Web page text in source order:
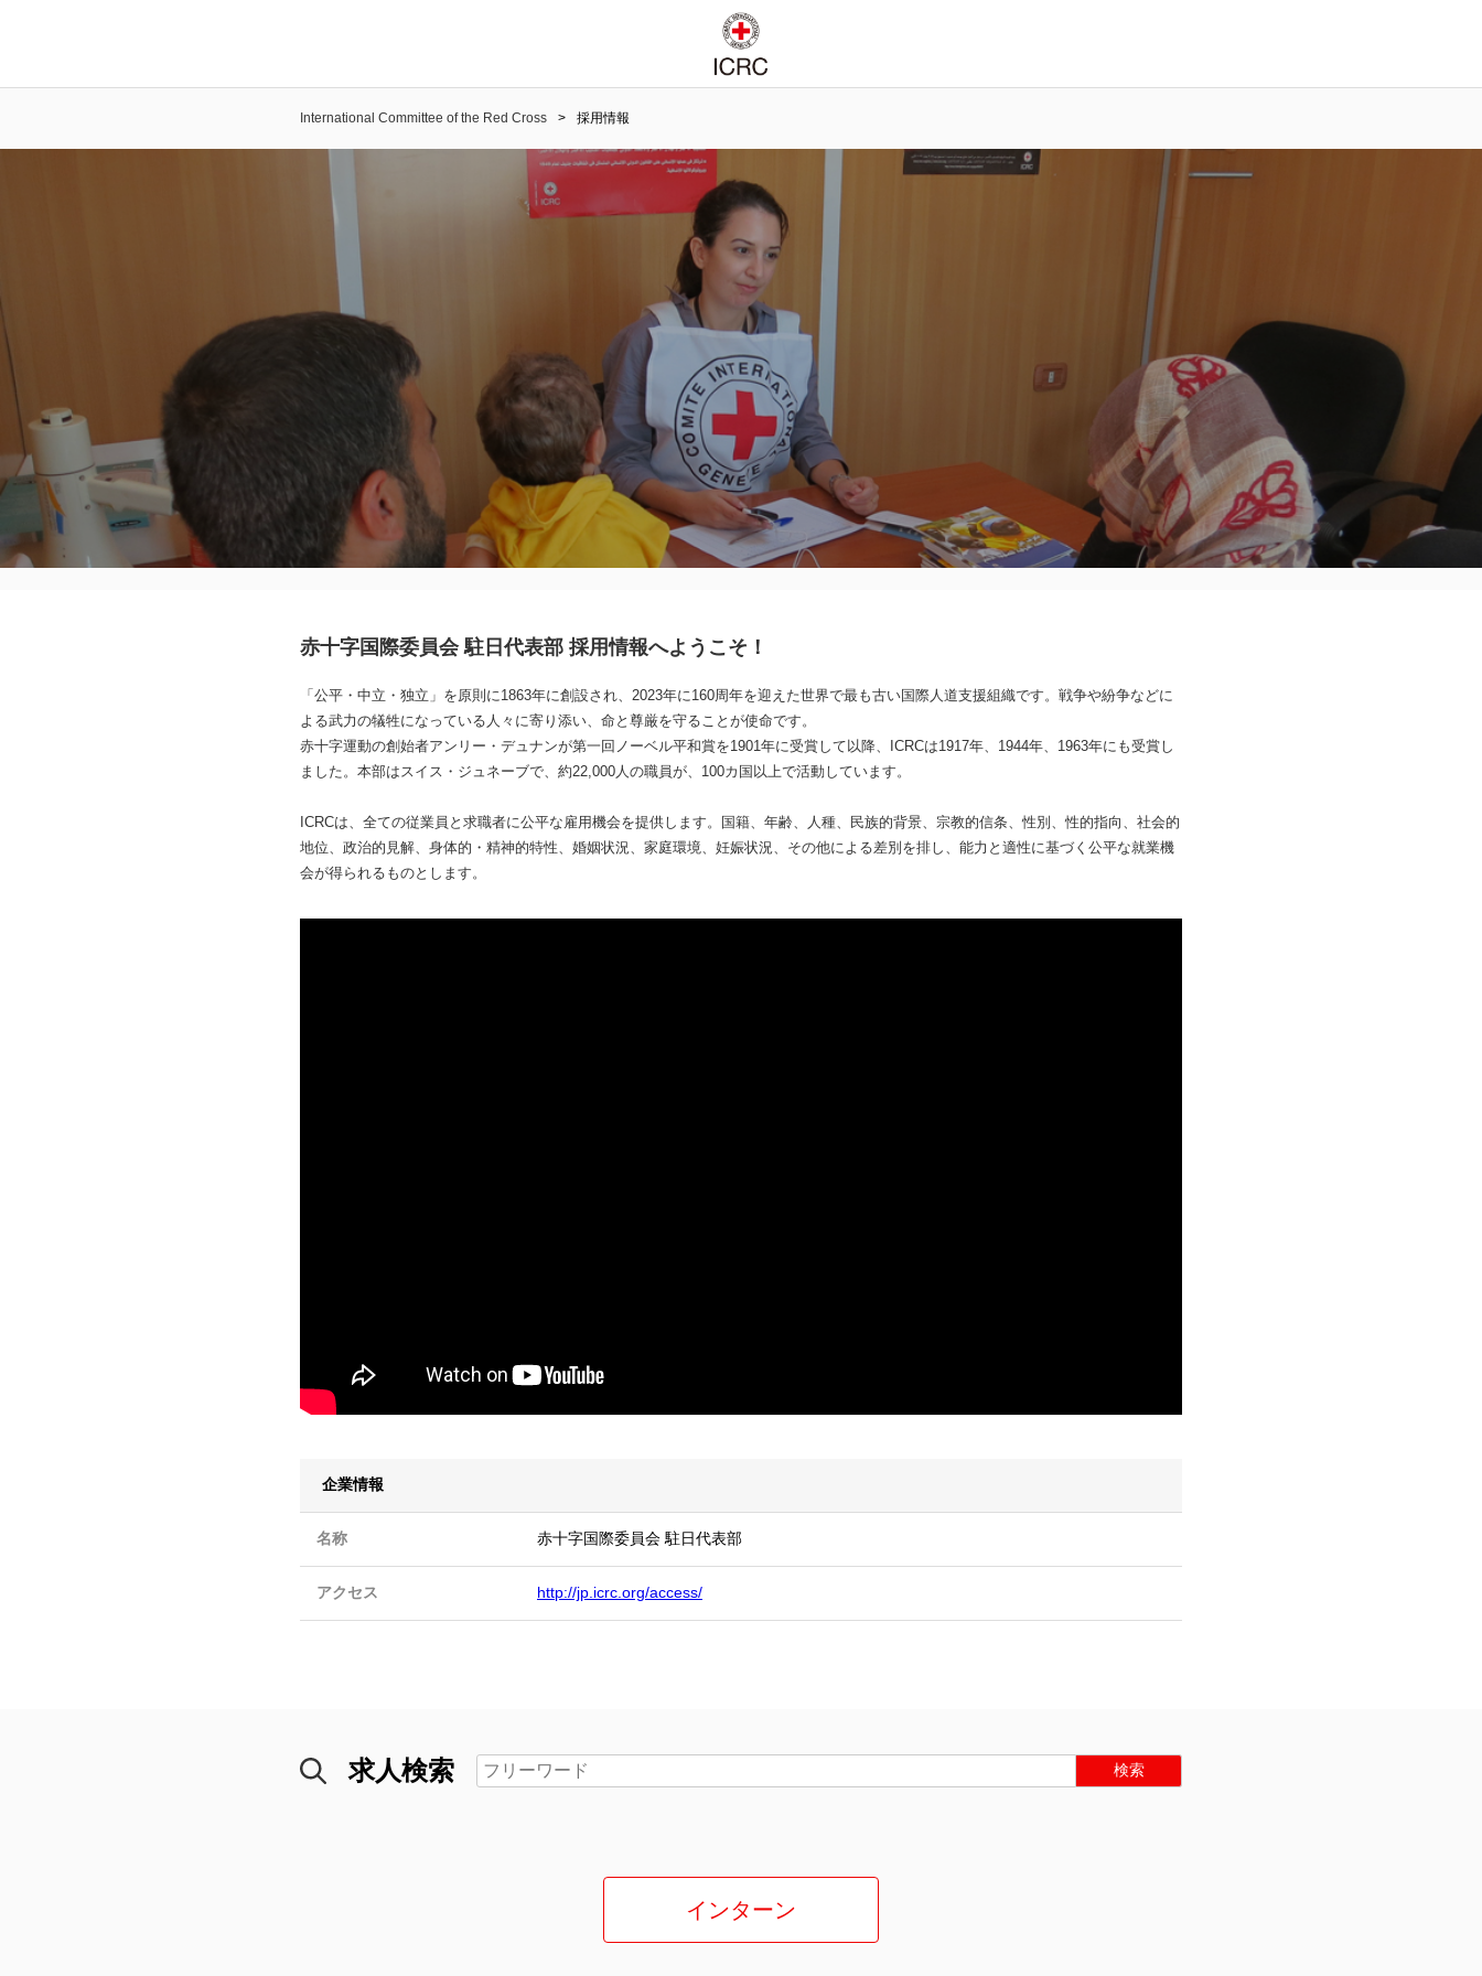
International Committee of the Red Cross 採用情報
赤十字国際委員会 駐日代表部 採用情報へようこそ！
「公平・中立・独立」を原則に1863年に創設され、2023年に160周年を迎えた世界で最も古い国際人道支援組織です。戦争や紛争などに
よる武力の犠牲になっている人々に寄り添い、命と尊厳を守ることが使命です。
赤十字運動の創始者アンリー・デュナンが第一回ノーベル平和賞を1901年に受賞して以降、ICRCは1917年、1944年、1963年にも受賞し
ました。本部はスイス・ジュネーブで、約22,000人の職員が、100カ国以上で活動しています。
ICRCは、全ての従業員と求職者に公平な雇用機会を提供します。国籍、年齢、人種、民族的背景、宗教的信条、性別、性的指向、社会的
地位、政治的見解、身体的・精神的特性、婚姻状況、家庭環境、妊娠状況、その他による差別を排し、能力と適性に基づく公平な就業機
会が得られるものとします。
企業情報
名称 赤十字国際委員会 駐日代表部
アクセス http://jp.icrc.org/access/
求人検索
インターン